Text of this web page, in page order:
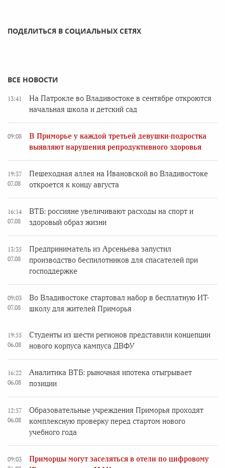
ПОДЕЛИТЬСЯ В СОЦИАЛЬНЫХ СЕТЯХ
ВСЕ НОВОСТИ
13:41
На Патрокле во Владивостоке в сентябре откроются
начальная школа и детский сад
09:08
В Приморье у каждой третьей девушки-подростка
выявляют нарушения репродуктивного здоровья
19:37
07.08
Пешеходная аллея на Ивановской во Владивостоке
откроется к концу августа
16:14
07.08
ВТБ: россияне увеличивают расходы на спорт и
здоровый образ жизни
13:35
07.08
Предприниматель из Арсеньева запустил
производство беспилотников для спасателей при
господдержке
09:03
07.08
Во Владивостоке стартовал набор в бесплатную ИТ-
школу для жителей Приморья
19:55
06.08
Студенты из шести регионов представили концепции
нового корпуса кампуса ДВФУ
16:22
06.08
Аналитика ВТБ: рыночная ипотека отыгрывает
позиции
12:57
06.08
Образовательные учреждения Приморья проходят
комплексную проверку перед стартом нового
учебного года
09:03
Приморцы могут заселяться в отели по цифровому